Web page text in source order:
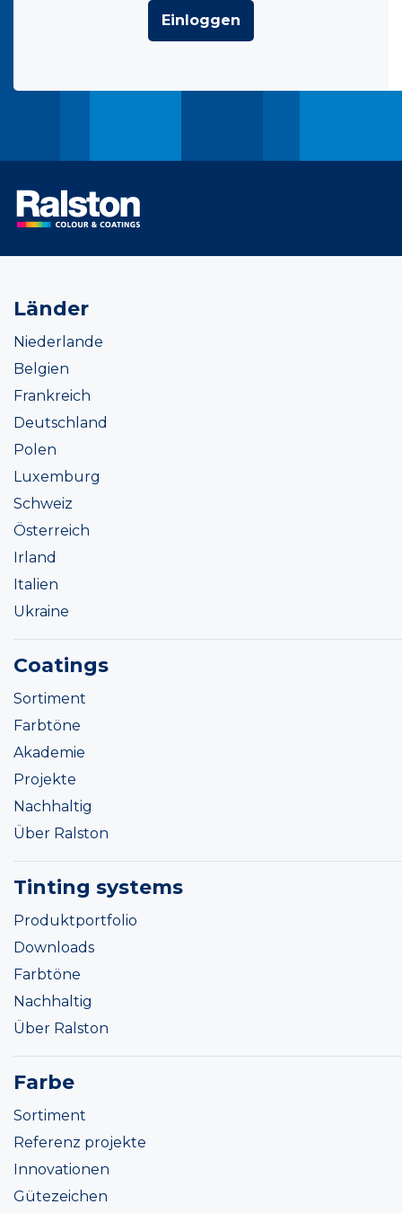
Einloggen
Länder
Niederlande
Belgien
Frankreich
Deutschland
Polen
Luxemburg
Schweiz
Österreich
Irland
Italien
Ukraine
Coatings
Sortiment
Farbtöne
Akademie
Projekte
Nachhaltig
Über Ralston
Tinting systems
Produktportfolio
Downloads
Farbtöne
Nachhaltig
Über Ralston
Farbe
Sortiment
Referenz projekte
Innovationen
Gütezeichen